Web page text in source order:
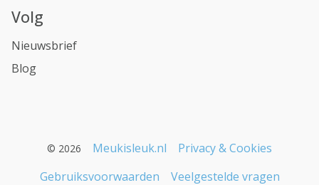
Volg
Nieuwsbrief
Blog
© 2026 Meukisleuk.nl
Privacy & Cookies
Gebruiksvoorwaarden
Veelgestelde vragen